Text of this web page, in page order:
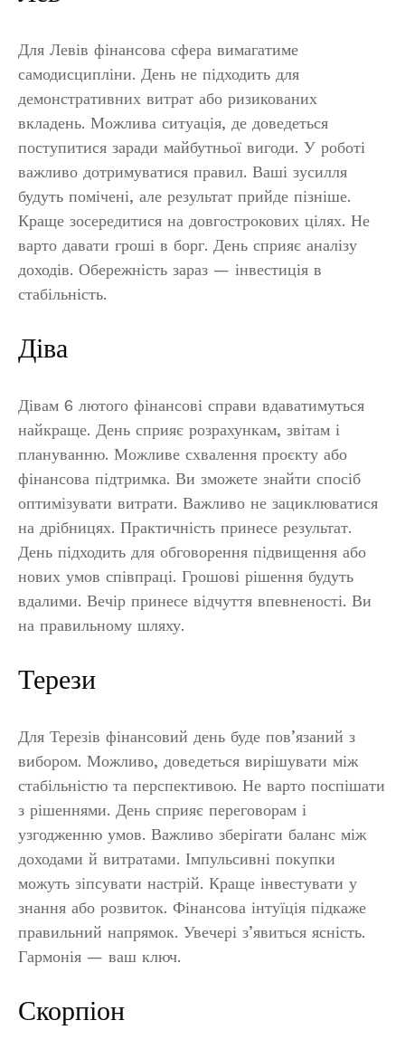
Для Левів фінансова сфера вимагатиме
самодисципліни. День не підходить для
демонстративних витрат або ризикованих
вкладень. Можлива ситуація, де доведеться
поступитися заради майбутньої вигоди. У роботі
важливо дотримуватися правил. Ваші зусилля
будуть помічені, але результат прийде пізніше.
Краще зосередитися на довгострокових цілях. Не
варто давати гроші в борг. День сприяє аналізу
доходів. Обережність зараз — інвестиція в
стабільність.
Діва
Дівам 6 лютого фінансові справи вдаватимуться
найкраще. День сприяє розрахункам, звітам і
плануванню. Можливе схвалення проєкту або
фінансова підтримка. Ви зможете знайти спосіб
оптимізувати витрати. Важливо не зациклюватися
на дрібницях. Практичність принесе результат.
День підходить для обговорення підвищення або
нових умов співпраці. Грошові рішення будуть
вдалими. Вечір принесе відчуття впевненості. Ви
на правильному шляху.
Терези
Для Терезів фінансовий день буде пов’язаний з
вибором. Можливо, доведеться вирішувати між
стабільністю та перспективою. Не варто поспішати
з рішеннями. День сприяє переговорам і
узгодженню умов. Важливо зберігати баланс між
доходами й витратами. Імпульсивні покупки
можуть зіпсувати настрій. Краще інвестувати у
знання або розвиток. Фінансова інтуїція підкаже
правильний напрямок. Увечері з’явиться ясність.
Гармонія — ваш ключ.
Скорпіон